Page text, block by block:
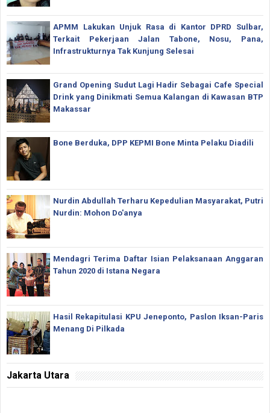
APMM Lakukan Unjuk Rasa di Kantor DPRD Sulbar,
Terkait Pekerjaan Jalan Tabone, Nosu, Pana,
Infrastrukturnya Tak Kunjung Selesai
Grand Opening Sudut Lagi Hadir Sebagai Cafe Special
Drink yang Dinikmati Semua Kalangan di Kawasan BTP
Makassar
Bone Berduka, DPP KEPMI Bone Minta Pelaku Diadili
Nurdin Abdullah Terharu Kepedulian Masyarakat, Putri
Nurdin: Mohon Do'anya
Mendagri Terima Daftar Isian Pelaksanaan Anggaran
Tahun 2020 di Istana Negara
Hasil Rekapitulasi KPU Jeneponto, Paslon Iksan-Paris
Menang Di Pilkada
Jakarta Utara